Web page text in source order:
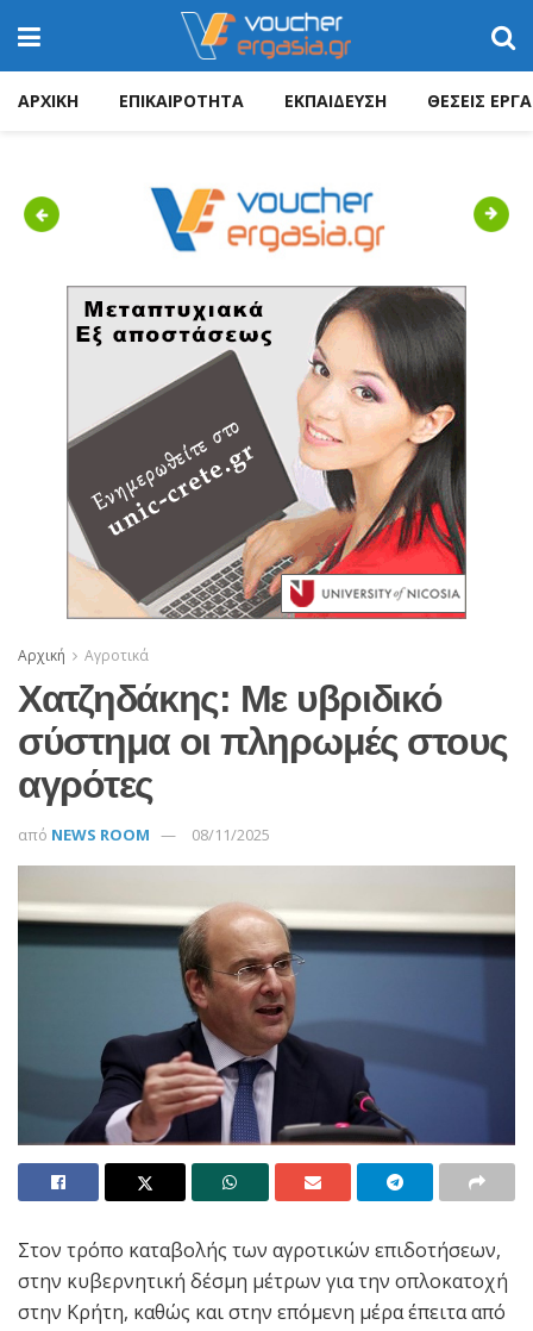
ΑΡΧΙΚΗ ΕΠΙΚΑΙΡΟΤΗΤΑ ΕΚΠΑΙΔΕΥΣΗ ΘΕΣΕΙΣ
Previous Next
Αρχική Αγροτικά
Χατζηδάκης: Με υβριδικό
σύστημα οι πληρωμές στους
αγρότες
από NEWS ROOM 08/11/2025
Στον τρόπο καταβολής των αγροτικών επιδοτήσεων,
στην κυβερνητική δέσμη μέτρων για την οπλοκατοχή
στην Κρήτη, καθώς και στην επόμενη μέρα έπειτα από